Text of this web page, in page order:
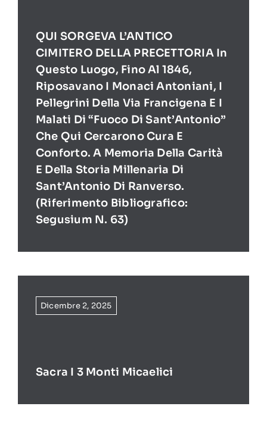
QUI SORGEVA L’ANTICO
CIMITERO DELLA PRECETTORIA In
Questo Luogo, Fino Al 1846,
Riposavano I Monaci Antoniani, I
Pellegrini Della Via Francigena E I
Malati Di “Fuoco Di Sant’Antonio”
Che Qui Cercarono Cura E
Conforto. A Memoria Della Carità
E Della Storia Millenaria Di
Sant’Antonio Di Ranverso.
(Riferimento Bibliografico:
Segusium N. 63)
Dicembre 2, 2025
Sacra I 3 Monti Micaelici